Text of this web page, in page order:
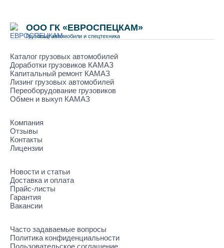
ООО ГК «ЕВРОСПЕЦКАМ»
Грузовые автомобили и спецтехника
Каталог грузовых автомобилей
Доработки грузовиков КАМАЗ
Капитальный ремонт КАМАЗ
Лизинг грузовых автомобилей
Переоборудование грузовиков
Обмен и выкуп КАМАЗ
Компания
Отзывы
Контакты
Лицензии
Новости и статьи
Доставка и оплата
Прайс-листы
Гарантия
Вакансии
Часто задаваемые вопросы
Политика конфиденциальности
Пользовательское соглашение